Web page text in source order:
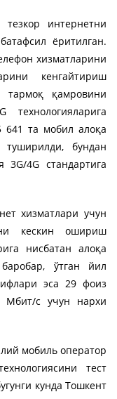
интернетни
ёритилган.
хизматларини
кенгайтириш
тармоқ қамровини
641 та мобил алоқа
бундан
4G стандартига
хизматлари учун
кескин ошириш
нисбатан алоқа
ўтган йил
эса 29 фоиз
Мбит/с учун нархи
мобиль оператор
тест
кунда Тошкент